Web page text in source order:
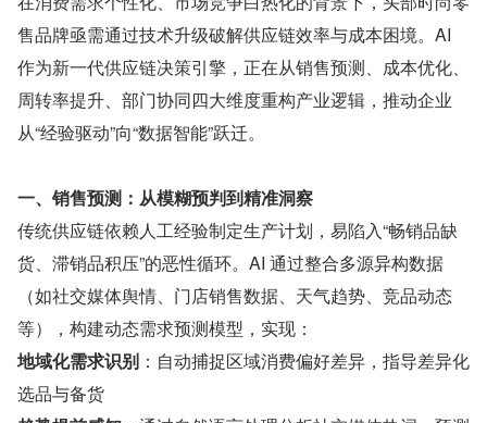
售品牌亟需通过技术升级破解供应链效率与成本困境。AI
作为新一代供应链决策引擎，正在从销售预测、成本优化、
周转率提升、部门协同四大维度重构产业逻辑，推动企业
从“经验驱动”向“数据智能”跃迁。
一、销售预测：从模糊预判到精准洞察
传统供应链依赖人工经验制定生产计划，易陷入“畅销品缺
货、滞销品积压”的恶性循环。AI 通过整合多源异构数据
（如社交媒体舆情、门店销售数据、天气趋势、竞品动态
等），构建动态需求预测模型，实现：
地域化需求识别 ：自动捕捉区域消费偏好差异，指导差异化
选品与备货